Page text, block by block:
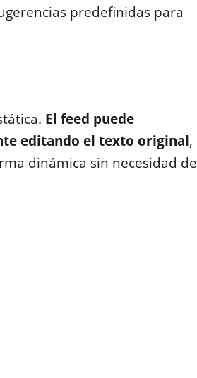
predefinidas para
El feed puede
editando el texto original,
dinámica sin necesidad de